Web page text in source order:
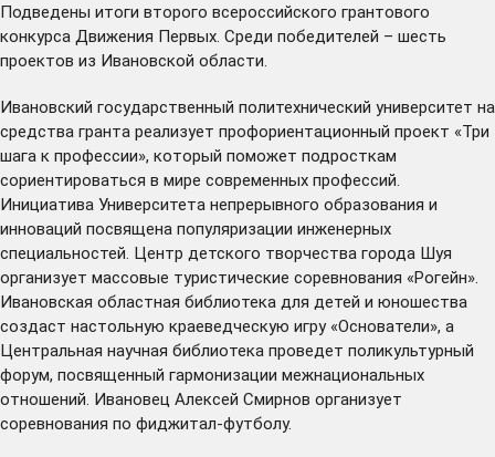
Подведены итоги второго всероссийского грантового
конкурса Движения Первых. Среди победителей – шесть
проектов из Ивановской области.
Ивановский государственный политехнический университет на
средства гранта реализует профориентационный проект «Три
шага к профессии», который поможет подросткам
сориентироваться в мире современных профессий.
Инициатива Университета непрерывного образования и
инноваций посвящена популяризации инженерных
специальностей. Центр детского творчества города Шуя
организует массовые туристические соревнования «Рогейн».
Ивановская областная библиотека для детей и юношества
создаст настольную краеведческую игру «Основатели», а
Центральная научная библиотека проведет поликультурный
форум, посвященный гармонизации межнациональных
отношений. Ивановец Алексей Смирнов организует
соревнования по фиджитал-футболу.